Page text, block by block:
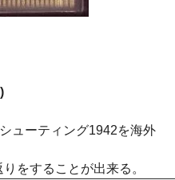
ューティング1942を海外
をすることが出来る。